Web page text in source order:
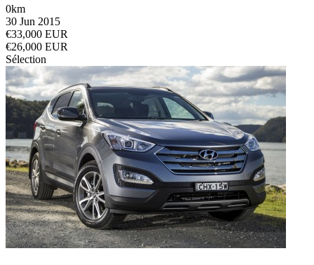
0km
30 Jun 2015
€33,000 EUR
€26,000 EUR
Sélection